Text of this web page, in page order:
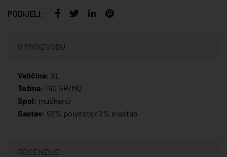
PODIJELI:
O PROIZVODU
Veličina: XL
Težina: 160 GR/MQ
Spol: muškarci
Sastav: 93% polyester 7% elastan
RECENZIJE